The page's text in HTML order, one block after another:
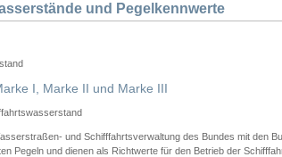
und Pegelkennwerte
I, Marke II und Marke III
und Schifffahrtsverwaltung des Bundes mit den
Pegeln und dienen als Richtwerte für den Betrieb der